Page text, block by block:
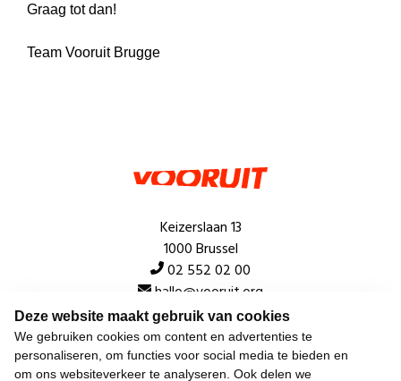
Deze website maakt gebruik van cookies
We gebruiken cookies om content en advertenties te
personaliseren, om functies voor social media te bieden en
om ons websiteverkeer te analyseren. Ook delen we
Graag tot dan!
Team Vooruit Brugge
Keizerslaan 13
1000 Brussel
02 552 02 00
hallo@vooruit.org
Snel